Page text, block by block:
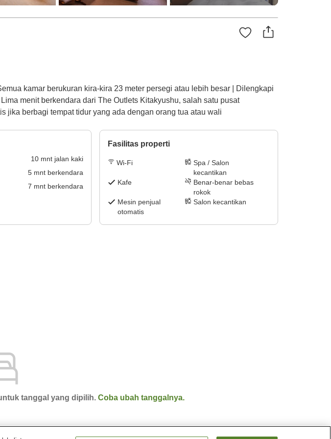
kamar berukuran kira-kira 23 meter persegi atau lebih besar | Dilengkapi
menit berkendara dari The Outlets Kitakyushu, salah satu pusat
jika berbagi tempat tidur yang ada dengan orang tua atau wali
10mnt jalan kaki
5mnt berkendara
7 mnt berkendara
Fasilitas properti
Wi-Fi
Spa / Salon
kecantikan
Kafe
Benar-benar bebas
rokok
Mesin penjual
otomatis
Salon kecantikan
tanggal yang dipilih. Coba ubah tanggalnya.